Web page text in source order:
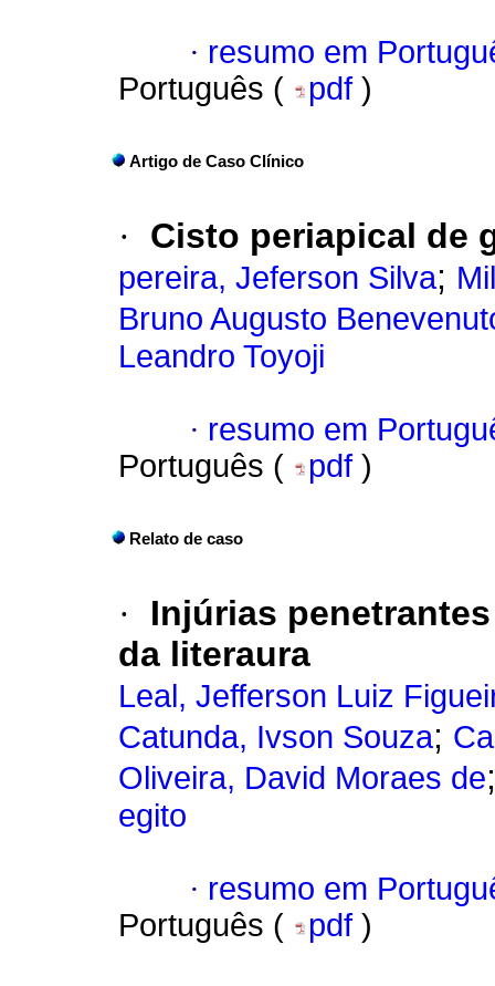
· resumo em
Português (
pdf )
Artigo de Caso Clínico
· Cisto periapical de
pereira, Jeferson Silva;
Bruno Augusto
Leandro Toyoji
· resumo em
Português (
pdf )
Relato de caso
·
Injúrias
da literaura
Leal, Jefferson Luiz
Catunda, Ivson Souza;
Oliveira, David Moraes de
egito
· resumo em
Português (
pdf )